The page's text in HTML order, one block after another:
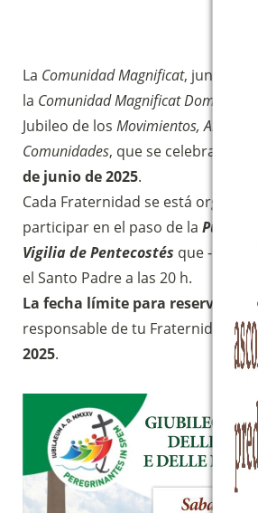
La Comunidad Magnificat, junto
la Comunidad Magnificat Dominum
Jubileo de los Movimientos,
Comunidades, que se celebrará en
de junio de 2025.
Cada Fraternidad se está
participar en el paso de la Puerta
Vigilia de Pentecostés que -Dios
el Santo Padre a las 20 h.
La fecha límite para reservar
,
responsable de tu Fraternidad ,
2025.
Sostieni la Comunità
Fai una donazione sul nostro
bancario
IBAN:
(clicca per copiare)